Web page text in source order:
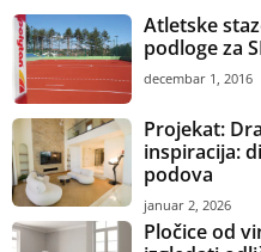
Atletske
podloge za
decembar 1, 2016
Projekat:
inspiracija:
podova
januar 2, 2026
Pločice od